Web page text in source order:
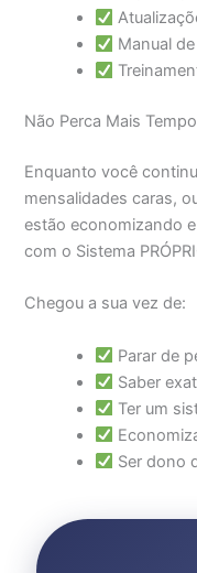
Manual
Não Perca Mais
Enquanto você
mensalidades caras,
estão economizando
com o Sistema
Chegou a sua vez de:
Parar de
Saber
Ter um
Ser dono